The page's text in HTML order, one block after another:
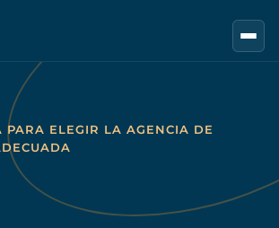
PARA ELEGIR LA AGENCIA DE